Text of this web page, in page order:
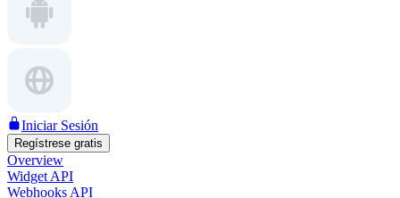
Iniciar Sesión
Regístrese gratis
Overview
Widget API
Webhooks API